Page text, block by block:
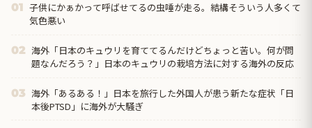
01 子供にかぁかって呼ばせてるの虫唾が走る。結構そういう人多くて
気色悪い
02 海外「日本のキュウリを育ててるんだけどちょっと苦い。何が問
題なんだろう？」日本のキュウリの栽培方法に対する海外の反応
03 海外「あるある！」日本を旅行した外国人が患う新たな症状「日
本後PTSD」に海外が大騒ぎ